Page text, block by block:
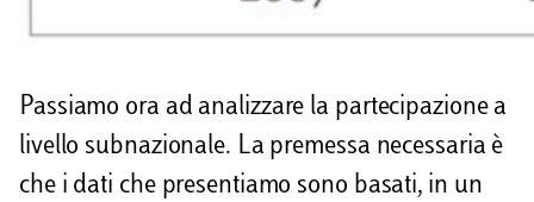
Passiamo ora ad analizzare la partecipazione a
livello subnazionale. La premessa necessaria è
che i dati che presentiamo sono basati, in un